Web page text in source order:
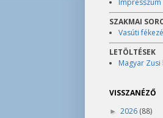
Impresszum
SZAKMAI
Vasúti
LETÖLTÉSEK
Magyar Zusi
VISSZANÉZŐ
► 2026 (88)